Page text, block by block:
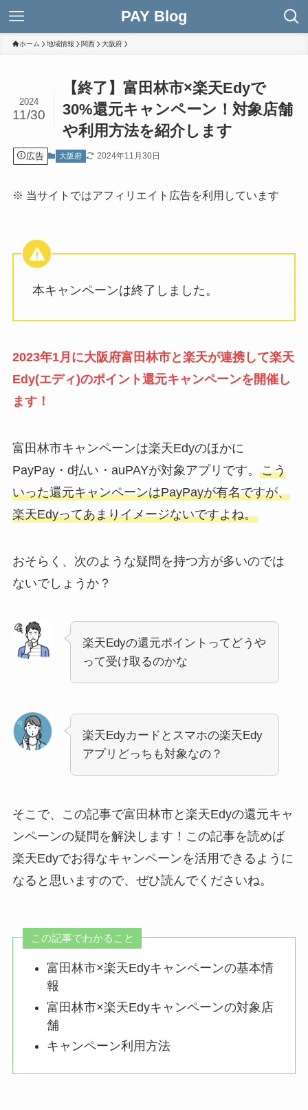
PAY Blog
ホーム 地域情報 関西 大阪府
【終了】富田林市×楽天Edyで
30%還元キャンペーン！対象店舗
や利用方法を紹介します
2024
11/30
広告 大阪府 2024年11月30日
※ 当サイトではアフィリエイト広告を利用しています
本キャンペーンは終了しました。
2023年1月に大阪府富田林市と楽天が連携して楽天
Edy(エディ)のポイント還元キャンペーンを開催し
ます！
富田林市キャンペーンは楽天Edyのほかに
PayPay・d払い・auPAYが対象アプリです。 こう
いった還元キャンペーンはPayPayが有名ですが、
楽天Edyってあまりイメージないですよね。
おそらく、次のような疑問を持つ方が多いのでは
ないでしょうか？
楽天Edyの還元ポイントってどうや
って受け取るのかな
楽天Edyカードとスマホの楽天Edy
アプリどっちも対象なの？
そこで、この記事で富田林市と楽天Edyの還元キャ
ンペーンの疑問を解決します！この記事を読めば
楽天Edyでお得なキャンペーンを活用できるように
なると思いますので、ぜひ読んでくださいね。
この記事でわかること
富田林市×楽天Edyキャンペーンの基本情
報
富田林市×楽天Edyキャンペーンの対象店
舗
キャンペーン利用方法